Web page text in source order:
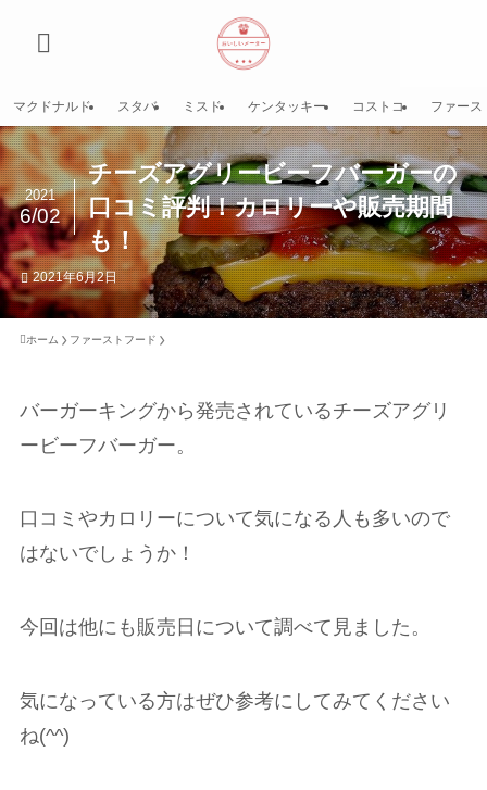
マクドナルド スタバ ミスド ケンタッキー コストコ ファース
チーズアグリービーフバーガーの
口コミ評判！カロリーや販売期間
も！
2021
6/02
2021年6月2日
ホーム ファーストフード
バーガーキングから発売されているチーズアグリ
ービーフバーガー。
口コミやカロリーについて気になる人も多いので
はないでしょうか！
今回は他にも販売日について調べて見ました。
気になっている方はぜひ参考にしてみてください
ね(^^)